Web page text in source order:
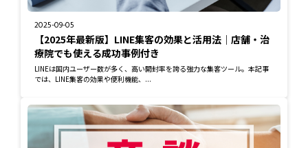
2025-09-05
【2025年最新版】LINE集客の効果と活用法｜店舗・治
療院でも使える成功事例付き
LINEは国内ユーザー数が多く、高い開封率を誇る強力な集客ツール。本記事
では、LINE集客の効果や便利機能、...